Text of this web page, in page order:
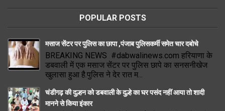
POPULAR POSTS
मसाज सेंटर पर पुलिस का छापा ,पंजाब पुलिसकर्मी समेत चार दबोचे
BREAKING NEWS #dabwalinews.com हरियाणा के
डबवाली में एक मसाज सेंटर पर पुलिस छापे का सनसनीखेज
खुलासा हुआ है.पुलिस ने देर रात म...
चंडीगढ़ की दुल्हन को डबवाली के दुल्हे का घर पसंद नहीं आया तो शादी
मानने से किया इंकार